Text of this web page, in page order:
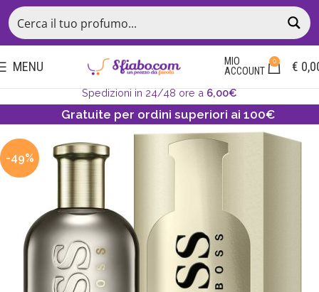
MENU
MIO
ACCOUNT
0 €
Spedizioni in 24/48 ore a6,00€
Gratuite per ordini superiori ai 100€
-49%